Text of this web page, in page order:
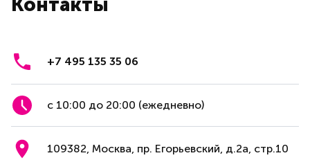
Контакты
+7 495 135 35 06
с 10:00 до 20:00 (ежедневно)
109382, Москва, пр. Егорьевский, д.2а, стр.10